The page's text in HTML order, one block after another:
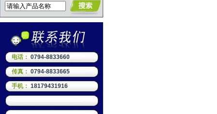
电话： 0794-8833660
传真： 0794-8833665
手机： 18179431916